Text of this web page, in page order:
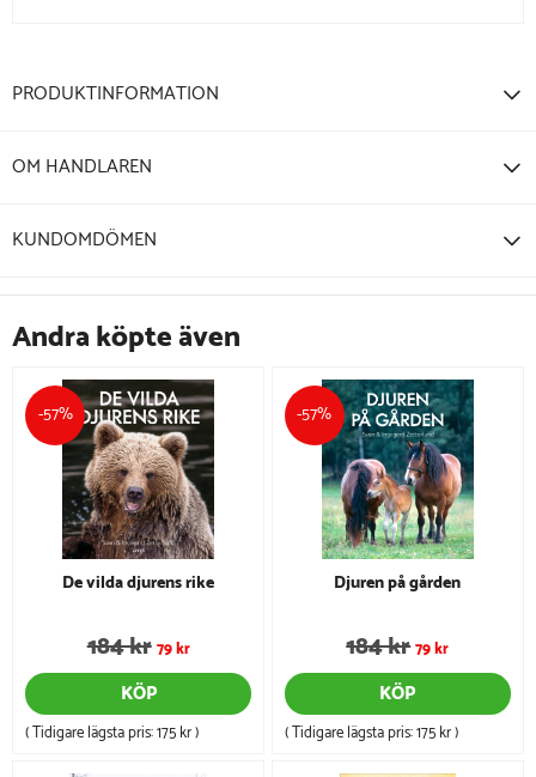
PRODUKTINFORMATION
OM HANDLAREN
KUNDOMDÖMEN
Andra köpte även
-57%
De vilda djurens rike
184 kr 79 kr
KÖP
( Tidigare lägsta pris:175 kr)
-57%
Djuren på gården
184 kr79 kr
KÖP
( Tidigare lägsta pris:175 kr)